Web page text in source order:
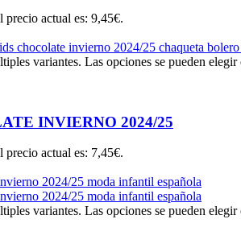
precio actual es: 9,45€.
variantes. Las opciones se pueden
INVIERNO 2024/25
precio actual es: 7,45€.
variantes. Las opciones se pueden